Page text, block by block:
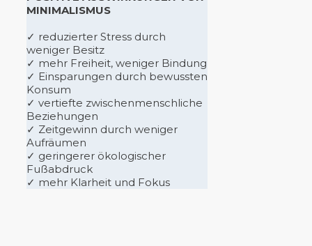
MINIMALISMUS
✓ reduzierter Stress durch
weniger Besitz
✓ mehr Freiheit, weniger Bindung
✓ Einsparungen durch bewussten
Konsum
✓ vertiefte zwischenmenschliche
Beziehungen
✓ Zeitgewinn durch weniger
Aufräumen
✓ geringerer ökologischer
Fußabdruck
✓ mehr Klarheit und Fokus